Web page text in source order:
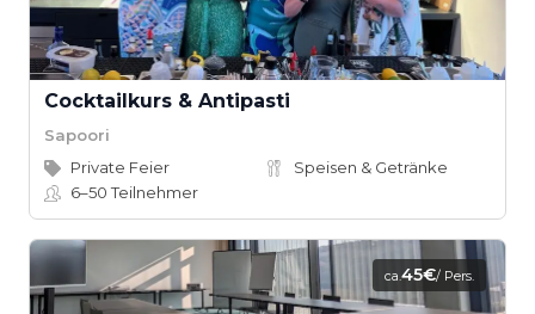
Cocktailkurs & Antipasti
Sapoori
Private Feier
Speisen & Getränke
6–50Teilnehmer
ca.45€/ Pers.